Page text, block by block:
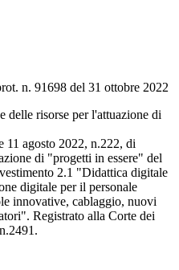
n. 91698 del 31 ottobre 2022
delle risorse per l'attuazione di
agosto 2022, n.222, di
di "progetti in essere" del
2.1 "Didattica digitale
digitale per il personale
innovative, cablaggio, nuovi
Registrato alla Corte dei